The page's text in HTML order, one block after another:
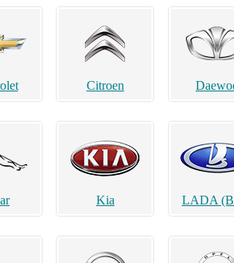
Citroen
Kia LADA